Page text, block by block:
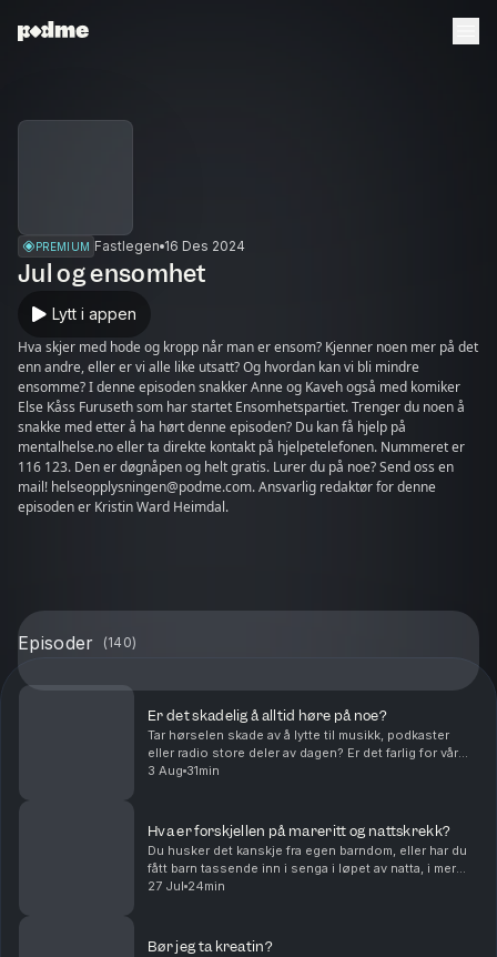
PREMIUM Fastlegen 16 Des 2024
Jul og ensomhet
Lytt i appen
Hva skjer med hode og kropp når man er ensom? Kjenner noen mer på det
enn andre, eller er vi alle like utsatt? Og hvordan kan vi bli mindre
ensomme? I denne episoden snakker Anne og Kaveh også med komiker
Else Kåss Furuseth som har startet Ensomhetspartiet. Trenger du noen å
snakke med etter å ha hørt denne episoden? Du kan få hjelp på
mentalhelse.no eller ta direkte kontakt på hjelpetelefonen. Nummeret er
116 123. Den er døgnåpen og helt gratis. Lurer du på noe? Send oss en
mail! helseopplysningen@podme.com. Ansvarlig redaktør for denne
episoden er Kristin Ward Heimdal.
Episoder (140)
Er det skadelig å alltid høre på noe?
Tar hørselen skade av å lytte til musikk, podkaster
eller radio store deler av dagen? Er det farlig for vår
mentale helse å koble oss av fra omverden med
3 Aug 31min
Hva er forskjellen på mareritt og nattskrekk?
Du husker det kanskje fra egen barndom, eller har du
fått barn tassende inn i senga i løpet av natta, i mer
eller mindre våken tilstand. Det er redsel, svette, og et
27 Jul 24min
Bør jeg ta kreatin?